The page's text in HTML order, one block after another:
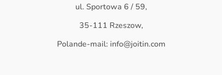
ul. Sportowa 6 / 59,
35-111 Rzeszow,
Polande-mail: info@joitin.com